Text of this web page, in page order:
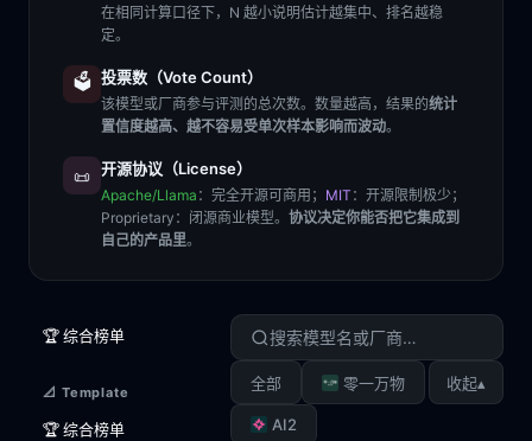
在相同计算口径下，N 越小说明估计越集中、排名越稳
定。
🗳️ 投票数（Vote Count）
该模型或厂商参与评测的总次数。数量越高，结果的统计
置信度越高、越不容易受单次样本影响而波动。
📜 开源协议（License）
Apache/Llama ：完全开源可商用； MIT ：开源限制极少；
Proprietary ：闭源商业模型。 协议决定你能否把它集成到
自己的产品里。
🏆 综合榜单
📐 Template
🏆 综合榜单
全部 零一万物
AI2
收起▴